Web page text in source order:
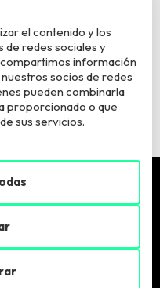
según información adicional
programas y
el contenido y los
de redes sociales y
información
socios de redes
pueden combinarla
proporcionado o que
sus servicios.